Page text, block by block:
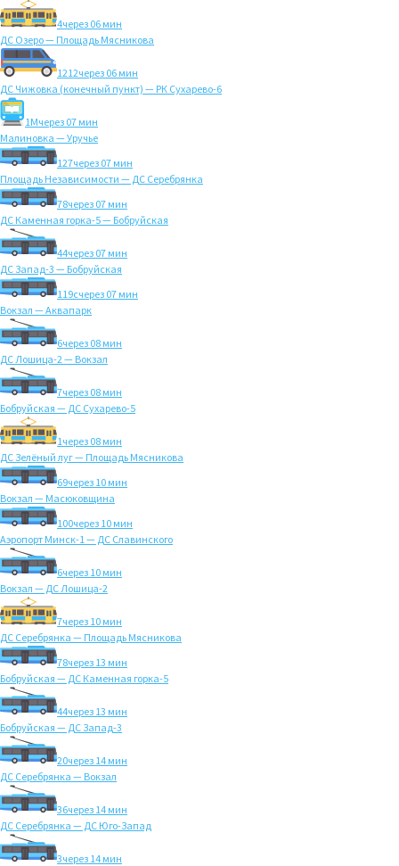
4через 06 мин
ДС Озеро — Площадь Мясникова
1212через 06 мин
ДС Чижовка (конечный пункт) — РК Сухарево-6
1Mчерез 07 мин
Малиновка — Уручье
127через 07 мин
Площадь Независимости — ДС Серебрянка
78через 07 мин
ДС Каменная горка-5 — Бобруйская
44через 07 мин
ДС Запад-3 — Бобруйская
119счерез 07 мин
Вокзал — Аквапарк
6через 08 мин
ДС Лошица-2 — Вокзал
7через 08 мин
Бобруйская — ДС Сухарево-5
1через 08 мин
ДС Зелёный луг — Площадь Мясникова
69через 10 мин
Вокзал — Масюковщина
100через 10 мин
Аэропорт Минск-1 — ДС Славинского
6через 10 мин
Вокзал — ДС Лошица-2
7через 10 мин
ДС Серебрянка — Площадь Мясникова
78через 13 мин
Бобруйская — ДС Каменная горка-5
44через 13 мин
Бобруйская — ДС Запад-3
20через 14 мин
ДС Серебрянка — Вокзал
36через 14 мин
ДС Серебрянка — ДС Юго-Запад
3через 14 мин